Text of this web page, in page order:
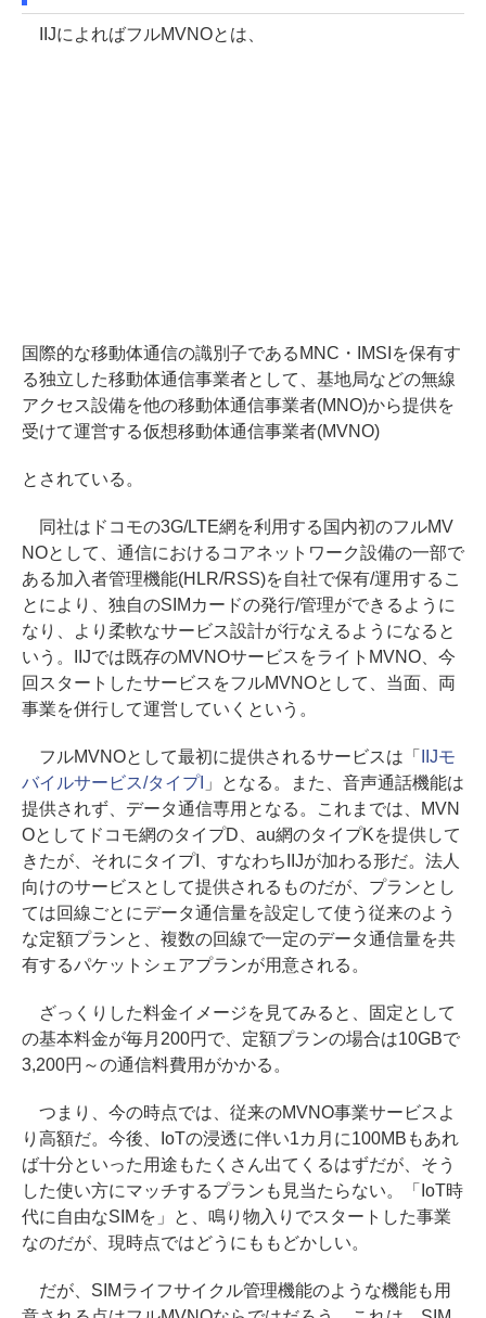
IIJによればフルMVNOとは、
国際的な移動体通信の識別子であるMNC・IMSIを保有す
る独立した移動体通信事業者として、基地局などの無線
アクセス設備を他の移動体通信事業者(MNO)から提供を
受けて運営する仮想移動体通信事業者(MVNO)
とされている。
同社はドコモの3G/LTE網を利用する国内初のフルMV
NOとして、通信におけるコアネットワーク設備の一部で
ある加入者管理機能(HLR/RSS)を自社で保有/運用するこ
とにより、独自のSIMカードの発行/管理ができるように
なり、より柔軟なサービス設計が行なえるようになると
いう。IIJでは既存のMVNOサービスをライトMVNO、今
回スタートしたサービスをフルMVNOとして、当面、両
事業を併行して運営していくという。
フルMVNOとして最初に提供されるサービスは「
IIJモ
バイルサービス/タイプI 」となる。また、音声通話機能は
提供されず、データ通信専用となる。これまでは、MVN
Oとしてドコモ網のタイプD、au網のタイプKを提供して
きたが、それにタイプI、すなわちIIJが加わる形だ。法人
向けのサービスとして提供されるものだが、プランとし
ては回線ごとにデータ通信量を設定して使う従来のよう
な定額プランと、複数の回線で一定のデータ通信量を共
有するパケットシェアプランが用意される。
ざっくりした料金イメージを見てみると、固定として
の基本料金が毎月200円で、定額プランの場合は10GBで
3,200円～の通信料費用がかかる。
つまり、今の時点では、従来のMVNO事業サービスよ
り高額だ。今後、IoTの浸透に伴い1カ月に100MBもあれ
ば十分といった用途もたくさん出てくるはずだが、そう
した使い方にマッチするプランも見当たらない。「IoT時
代に自由なSIMを」と、鳴り物入りでスタートした事業
なのだが、現時点ではどうにももどかしい。
だが、SIMライフサイクル管理機能のような機能も用